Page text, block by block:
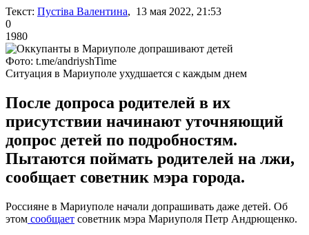
Текст: Пустіва Валентина, 13 мая 2022, 21:53
0
1980
Фото: t.me/andriyshTime
Ситуация в Мариуполе ухудшается с каждым днем
После допроса родителей в их
присутствии начинают уточняющий
допрос детей по подробностям.
Пытаются поймать родителей на лжи,
сообщает советник мэра города.
Россияне в Мариуполе начали допрашивать даже детей. Об
этом сообщает советник мэра Мариуполя Петр Андрющенко.